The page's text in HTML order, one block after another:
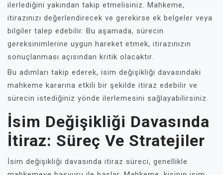
ilerlediğini yakından takip etmelisiniz. Mahkeme,
itirazınızı değerlendirecek ve gerekirse ek belgeler veya
bilgiler talep edebilir. Bu aşamada, sürecin
gereksinimlerine uygun hareket etmek, itirazınızın
sonuçlanması açısından kritik olacaktır.
Bu adımları takip ederek, isim değişikliği davasındaki
mahkeme kararına etkili bir şekilde itiraz edebilir ve
sürecin istediğiniz yönde ilerlemesini sağlayabilirsiniz.
İsim Değişikliği Davasında
İtiraz: Süreç Ve Stratejiler
İsim değişikliği davasında itiraz süreci, genellikle